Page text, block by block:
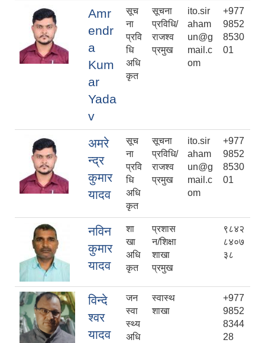
Amr
endr
a
Kum
ar
Yada
v
सूच
ना
प्रवि
धि
अधि
कृत
सूचना
प्रविधि/
राजश्व
प्रमुख
ito.sir
aham
un@g
mail.c
om
+977
9852
8530
01
अमरे
न्द्र
कुमार
यादव
सूच
ना
प्रवि
धि
अधि
कृत
सूचना
प्रविधि/
राजश्व
प्रमुख
ito.sir
aham
un@g
mail.c
om
+977
9852
8530
01
नविन
कुमार
यादव
शा
खा
अधि
कृत
प्रशास
न/शिक्षा
शाखा
प्रमुख
९८४२
८४०७
३८
विन्दे
श्वर
यादव
जन
स्वा
स्थ्य
अधि
स्वास्थ
शाखा
+977
9852
8344
28